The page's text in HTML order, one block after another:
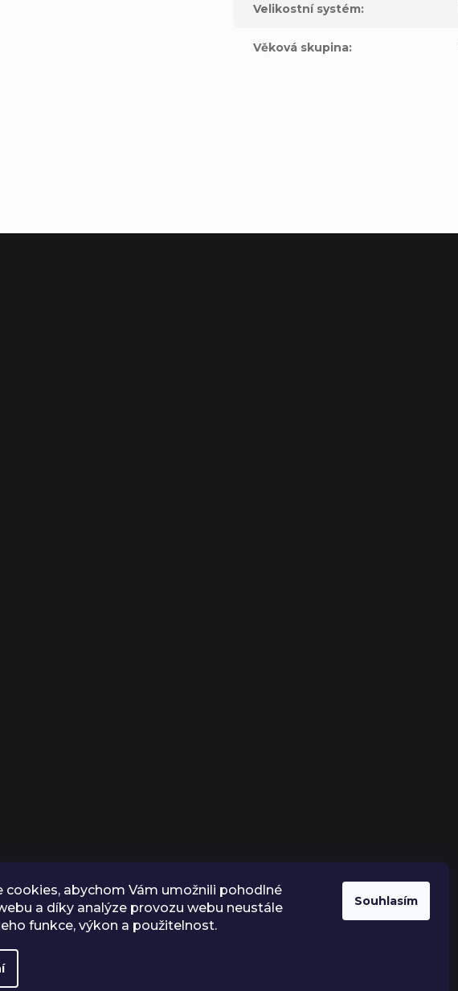
cookies, abychom Vám umožnili pohodlné
a díky analýze provozu webu neustále
funkce, výkon a použitelnost.
Souhlasím
Velikostní systém:
Věková skupina: